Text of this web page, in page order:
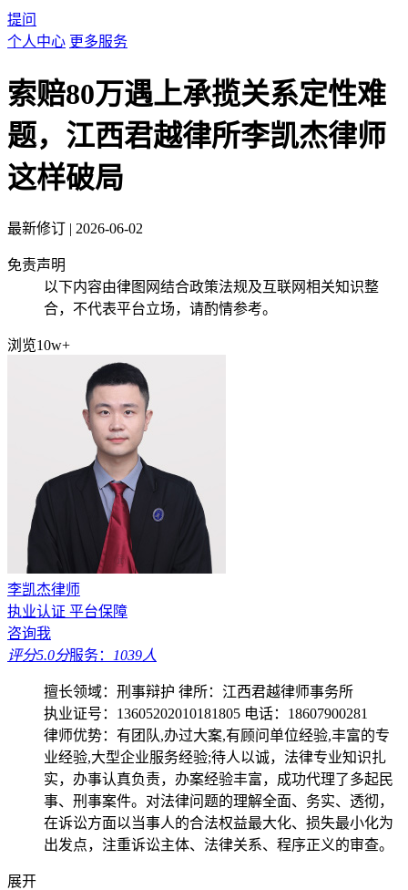
提问
个人中心 更多服务
索赔80万遇上承揽关系定性难
题，江西君越律所李凯杰律师
这样破局
最新修订 | 2026-06-02
免责声明
以下内容由律图网结合政策法规及互联网相关知识整
合，不代表平台立场，请酌情参考。
浏览10w+
李凯杰律师
执业认证 平台保障
咨询我
评分5.0分服务： 1039人
擅长领域：刑事辩护 律所：江西君越律师事务所
执业证号：13605202010181805 电话：18607900281
律师优势：有团队,办过大案,有顾问单位经验,丰富的专
业经验,大型企业服务经验;待人以诚，法律专业知识扎
实，办事认真负责，办案经验丰富，成功代理了多起民
事、刑事案件。对法律问题的理解全面、务实、透彻，
在诉讼方面以当事人的合法权益最大化、损失最小化为
出发点，注重诉讼主体、法律关系、程序正义的审查。
展开